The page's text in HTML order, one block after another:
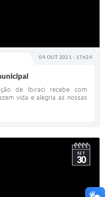
04 OUT 2021 - 17h24
de Ibiraci recebe com
vida e alegria as nossas
SET
30